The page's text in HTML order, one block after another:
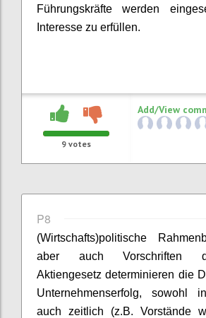
Führungskräfte werden
Interesse zu erfüllen.
9 votes
Add/View
P8
(Wirtschafts)politische
aber auch Vorschriften
Aktiengesetz determinieren die
Unternehmenserfolg, sowohl
auch zeitlich (z.B. Vorstände